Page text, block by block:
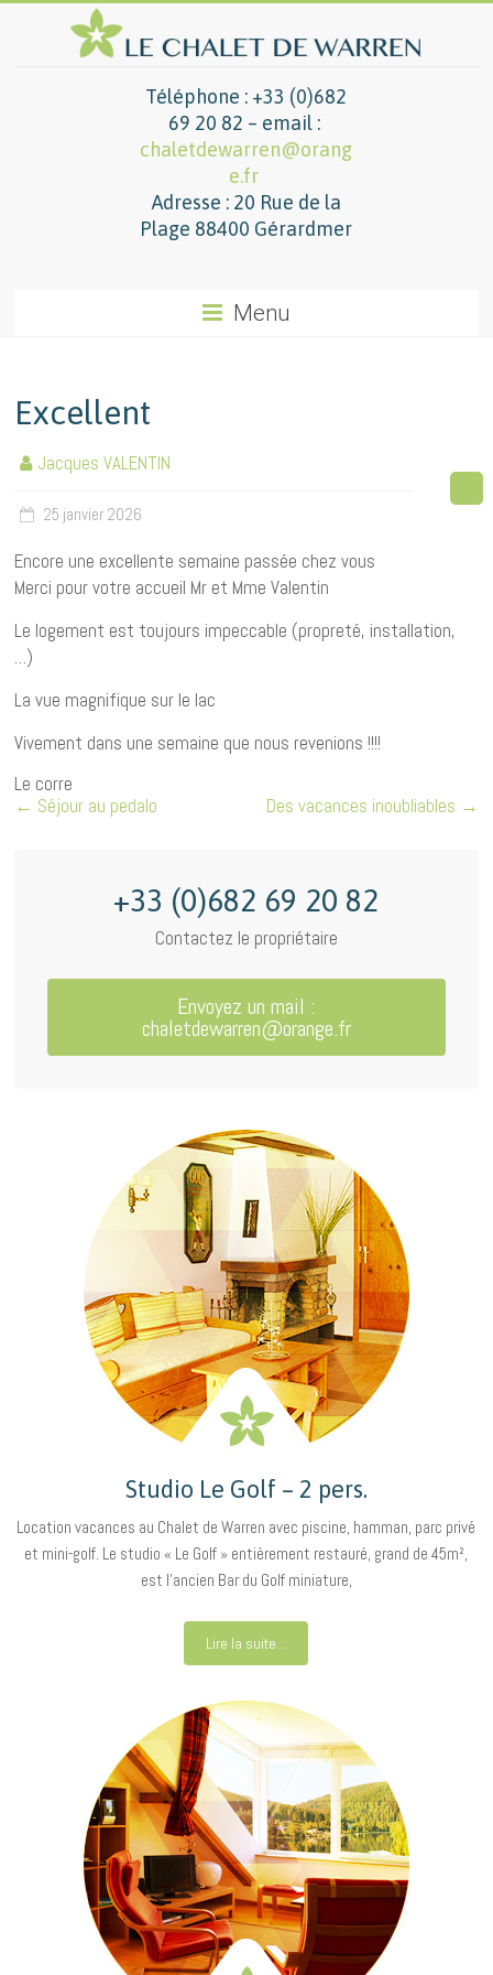
Téléphone : +33 (0)682
69 20 82 – email :
chaletdewarren@orang
e.fr
Adresse : 20 Rue de la
Plage 88400 Gérardmer
Menu
Excellent
Jacques VALENTIN
25 janvier 2026
Encore une excellente semaine passée chez vous
Merci pour votre accueil Mr et Mme Valentin
Le logement est toujours impeccable (propreté, installation,
…)
La vue magnifique sur le lac
Vivement dans une semaine que nous revenions !!!!
Le corre
← Séjour au pedalo Des vacances inoubliables →
+33 (0)682 69 20 82
Contactez le propriétaire
Envoyez un mail :
chaletdewarren@orange.fr
Studio Le Golf – 2 pers.
Location vacances au Chalet de Warren avec piscine, hamman, parc privé
et mini-golf. Le studio « Le Golf » entièrement restauré, grand de 45m²,
est l’ancien Bar du Golf miniature,
Lire la suite...